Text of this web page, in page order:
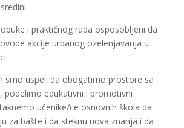
i praktičnog rada osposobljeni da
akcije urbanog ozelenjavanja u
smo uspeli da obogatimo prostore sa
podelimo edukativni i promotivni
učenike/ce osnovnih škola da
za bašte i da steknu nova znanja i da